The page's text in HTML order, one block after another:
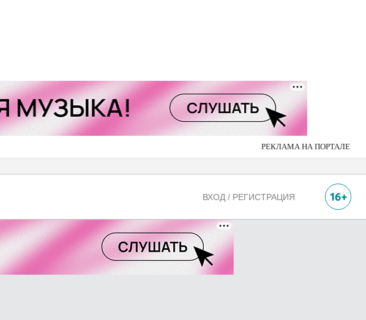
РЕКЛАМА НА ПОРТАЛЕ
ВХОД / РЕГИСТРАЦИЯ